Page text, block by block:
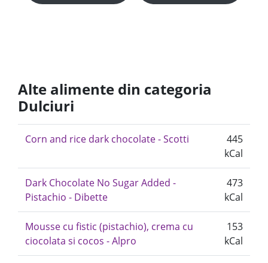
Alte alimente din categoria
Dulciuri
Corn and rice dark chocolate - Scotti
445
kCal
Dark Chocolate No Sugar Added -
Pistachio - Dibette
473
kCal
Mousse cu fistic (pistachio), crema cu
ciocolata si cocos - Alpro
153
kCal